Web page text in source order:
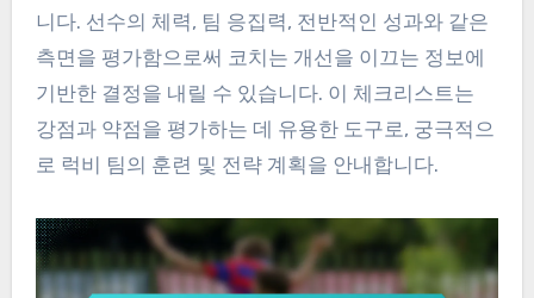
니다. 선수의 체력, 팀 응집력, 전반적인 성과와 같은
측면을 평가함으로써 코치는 개선을 이끄는 정보에
기반한 결정을 내릴 수 있습니다. 이 체크리스트는
강점과 약점을 평가하는 데 유용한 도구로, 궁극적으
로 럭비 팀의 훈련 및 전략 계획을 안내합니다.